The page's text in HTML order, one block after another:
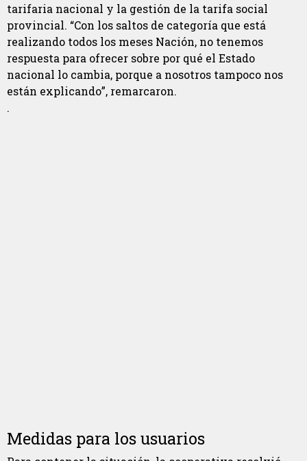
tarifaria nacional y la gestión de la tarifa social
provincial. “Con los saltos de categoría que está
realizando todos los meses Nación, no tenemos
respuesta para ofrecer sobre por qué el Estado
nacional lo cambia, porque a nosotros tampoco nos
están explicando”, remarcaron.
.
Medidas para los usuarios